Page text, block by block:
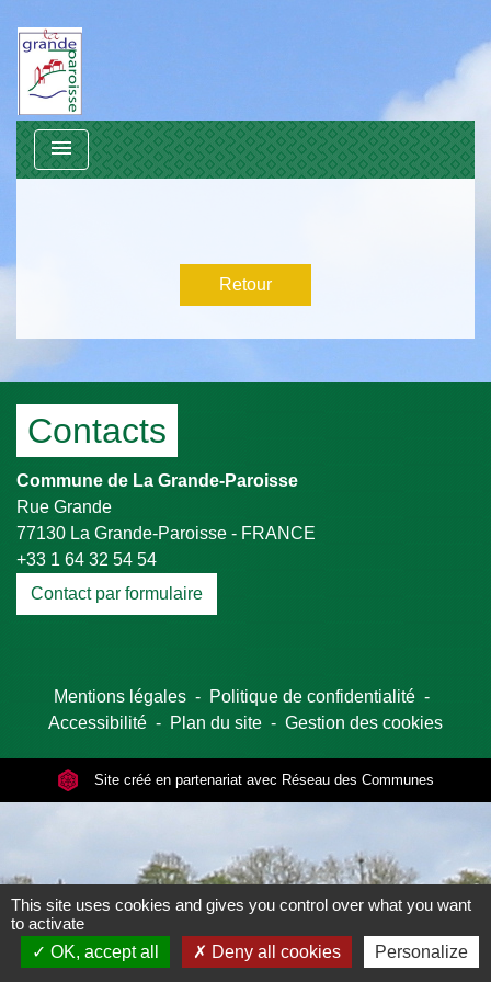
menu
Retour
Contacts
Commune de La Grande-Paroisse
Rue Grande
77130 La Grande-Paroisse - FRANCE
+33 1 64 32 54 54
Contact par formulaire
Mentions légales - Politique de confidentialité -
Accessibilité - Plan du site - Gestion des cookies
Site créé en partenariat avec Réseau des Communes
This site uses cookies and gives you control over what you want
to activate
OK, accept all
Deny all cookies Personalize